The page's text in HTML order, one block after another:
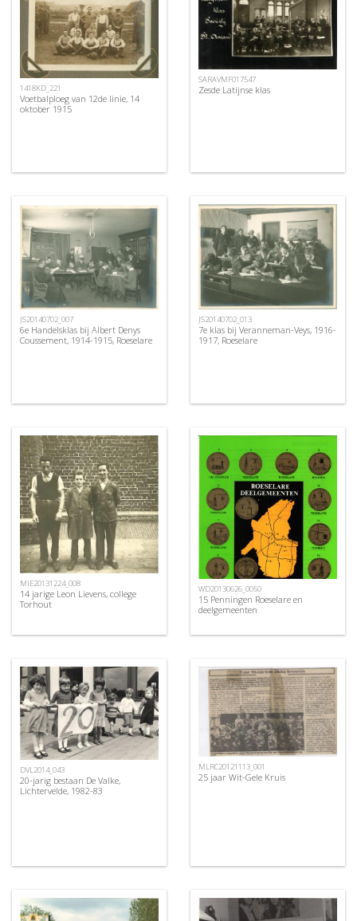
1418KD_221
Voetbalploeg van 12de linie, 14
oktober 1915
SARAVMF017547
Zesde Latijnse klas
JS20140702_007
6e Handelsklas bij Albert Denys
Coussement, 1914-1915, Roeselare
JS20140702_013
7e klas bij Veranneman-Veys, 1916-
1917, Roeselare
MIE20131224_008
14 jarige Leon Lievens, college
Torhout
WD20130626_0050
15 Penningen Roeselare en
deelgemeenten
DVL2014_043
20-jarig bestaan De Valke,
Lichtervelde, 1982-83
MLRC20121113_001
25 jaar Wit-Gele Kruis